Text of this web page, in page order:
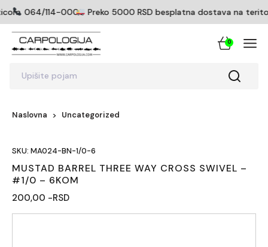
064/114-0005Preko 5000 RSD besplatna dostava na
Upišite pojam
0
Naslovna Uncategorized
SKU: MA024-BN-1/0-6
MUSTAD BARREL THREE WAY CROSS SWIVEL –
#1/0 – 6KOM
200,00 -RSD